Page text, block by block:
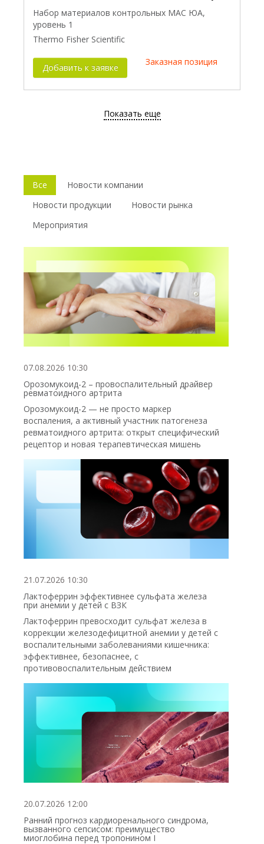
Набор материалов контрольных МАС ЮА,
уровень 1
Thermo Fisher Scientific
Добавить к заявке
Заказная позиция
Показать еще
Все
Новости компании
Новости продукции
Новости рынка
Мероприятия
07.08.2026 10:30
Орозомукоид-2 – провоспалительный драйвер
ревматоидного артрита
Орозомукоид-2 — не просто маркер
воспаления, а активный участник патогенеза
ревматоидного артрита: открыт специфический
рецептор и новая терапевтическая мишень
21.07.2026 10:30
Лактоферрин эффективнее сульфата железа
при анемии у детей с ВЗК
Лактоферрин превосходит сульфат железа в
коррекции железодефицитной анемии у детей с
воспалительными заболеваниями кишечника:
эффективнее, безопаснее, с
противовоспалительным действием
20.07.2026 12:00
Ранний прогноз кардиоренального синдрома,
вызванного сепсисом: преимущество
миоглобина перед тропонином I